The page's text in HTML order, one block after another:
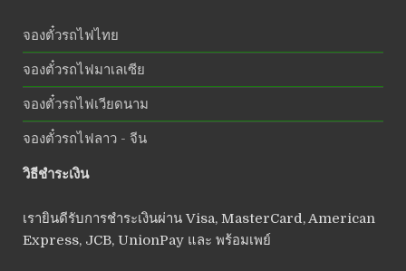
จองตั๋วรถไฟไทย
จองตั๋วรถไฟมาเลเซีย
จองตั๋วรถไฟเวียดนาม
จองตั๋วรถไฟลาว - จีน
วิธีชำระเงิน
เรายินดีรับการชำระเงินผ่าน Visa, MasterCard, American
Express, JCB, UnionPay และ พร้อมเพย์